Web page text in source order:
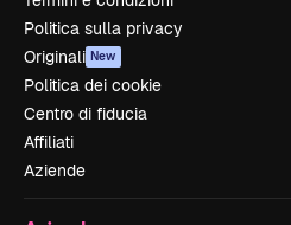
Politica sulla privacy
Originali New
Politica dei cookie
Centro di fiducia
Affiliati
Aziende